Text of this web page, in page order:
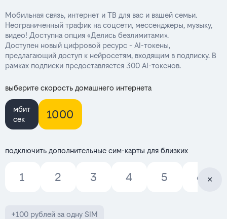
Мобильная связь, интернет и ТВ для вас и вашей семьи.
Неограниченный трафик на соцсети, мессенджеры, музыку,
видео! Доступна опция «Делись безлимитами».
Доступен новый цифровой ресурс - AI-токены,
предлагающий доступ к нейросетям, входящим в подписку. В
рамках подписки предоставляется 300 AI-токенов.
выберите скорость домашнего интернета
мбит
сек
1000
подключить дополнительные сим-карты для близких
1 2 3 4 5 6
+100 рублей за одну SIM